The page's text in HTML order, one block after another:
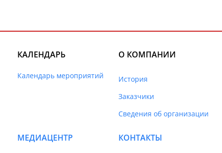
КАЛЕНДАРЬ
Календарь мероприятий
О КОМПАНИИ
История
Заказчики
Сведения об организации
МЕДИАЦЕНТР
КОНТАКТЫ